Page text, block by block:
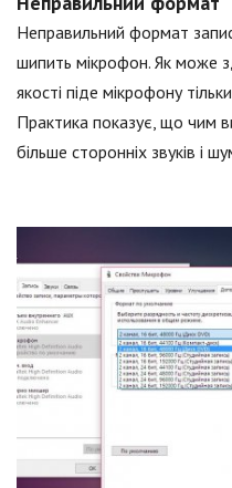
Неправильний формат
шипить мікрофон. Як може
якості піде мікрофону
Практика показує, що чим
більше сторонніх звуків і